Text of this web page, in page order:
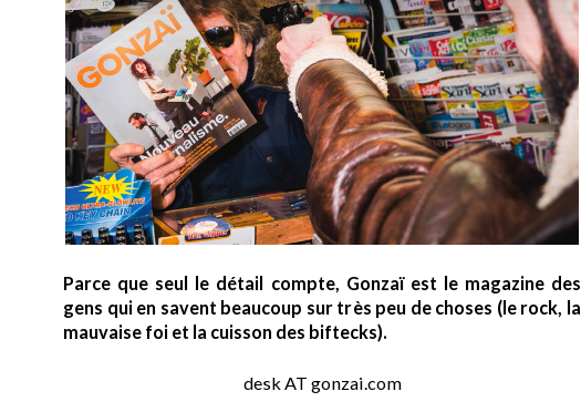
Parce que seul le détail compte, Gonzaï est le magazine des
gens qui en savent beaucoup sur très peu de choses (le rock, la
mauvaise foi et la cuisson des biftecks).
desk AT gonzai.com